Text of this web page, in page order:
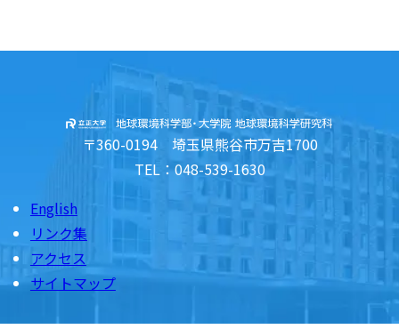
〒360-0194 埼玉県熊谷市万吉1700
TEL：048-539-1630
English
リンク集
アクセス
サイトマップ